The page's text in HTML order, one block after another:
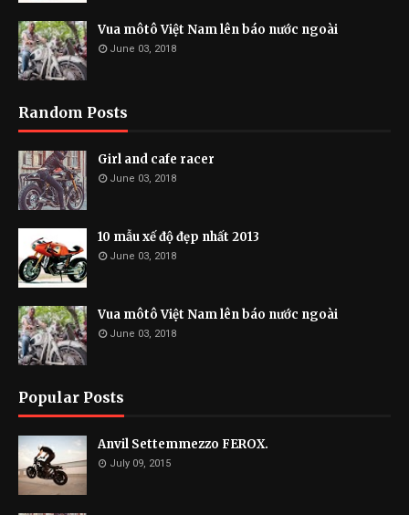
Vua môtô Việt Nam lên báo nước ngoài
June 03, 2018
Random Posts
Girl and cafe racer
June 03, 2018
10 mẫu xế độ đẹp nhất 2013
June 03, 2018
Vua môtô Việt Nam lên báo nước ngoài
June 03, 2018
Popular Posts
Anvil Settemmezzo FEROX.
July 09, 2015